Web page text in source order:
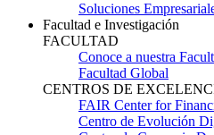
Soluciones
Facultad e Investigación
FACULTAD
Conoce a nuestra
Facultad Global
CENTROS DE
FAIR Center for
Centro de Evolución